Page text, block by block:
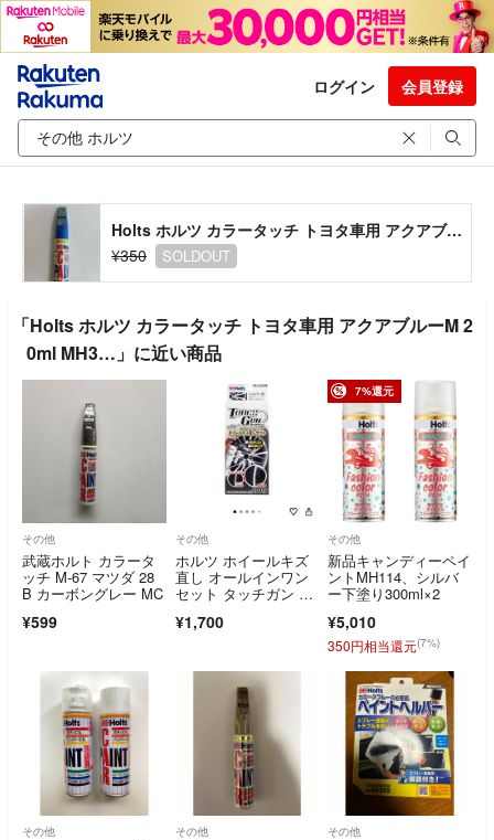
ログイン 会員登録
Holts ホルツ カラータッチ トヨタ車用 アクアブルーM 20ml MH3…
¥350
SOLDOUT
「Holts ホルツ カラータッチ トヨタ車用 アクアブルーM 2
0ml MH3…」に近い商品
その他
武蔵ホルト カラータ
ッチ M-67 マツダ 28
B カーボングレー MC
¥599
その他
ホルツ ホイールキズ
直し オールインワン
セット タッチガン シ
¥1,700
7%還元
その他
新品キャンディーペイ
ントMH114、シルバ
ー下塗り300ml×2
¥5,010
350円相当還元(7%)
その他 その他 その他